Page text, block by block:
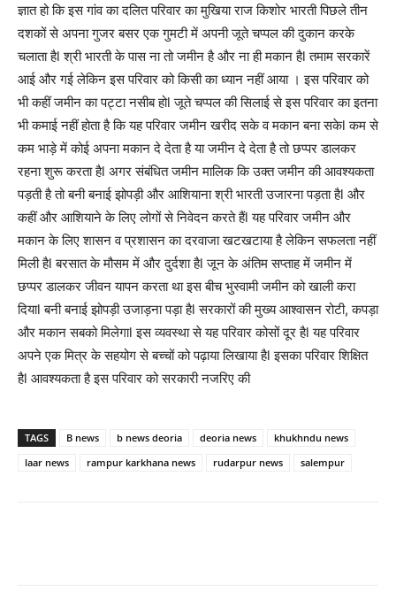
ज्ञात हो कि इस गांव का दलित परिवार का मुखिया राज किशोर भारती पिछले तीन
दशकों से अपना गुजर बसर एक गुमटी में अपनी जूते चप्पल की दुकान करके
चलाता हैl श्री भारती के पास ना तो जमीन है और ना ही मकान हैl तमाम सरकारें
आई और गई लेकिन इस परिवार को किसी का ध्यान नहीं आया । इस परिवार को
भी कहीं जमीन का पट्टा नसीब होl जूते चप्पल की सिलाई से इस परिवार का इतना
भी कमाई नहीं होता है कि यह परिवार जमीन खरीद सके व मकान बना सकेl कम से
कम भाड़े में कोई अपना मकान दे देता है या जमीन दे देता है तो छप्पर डालकर
रहना शुरू करता हैl अगर संबंधित जमीन मालिक कि उक्त जमीन की आवश्यकता
पड़ती है तो बनी बनाई झोपड़ी और आशियाना श्री भारती उजारना पड़ता हैl और
कहीं और आशियाने के लिए लोगों से निवेदन करते हैंl यह परिवार जमीन और
मकान के लिए शासन व प्रशासन का दरवाजा खटखटाया है लेकिन सफलता नहीं
मिली हैl बरसात के मौसम में और दुर्दशा हैl जून के अंतिम सप्ताह में जमीन में
छप्पर डालकर जीवन यापन करता था इस बीच भुस्वामी जमीन को खाली करा
दियाl बनी बनाई झोपड़ी उजाड़ना पड़ा हैl सरकारों की मुख्य आश्वासन रोटी, कपड़ा
और मकान सबको मिलेगाl इस व्यवस्था से यह परिवार कोसों दूर हैl यह परिवार
अपने एक मित्र के सहयोग से बच्चों को पढ़ाया लिखाया हैl इसका परिवार शिक्षित
हैl आवश्यकता है इस परिवार को सरकारी नजरिए की
TAGS B news b news deoria deoria news
khukhndu news
laar news
rampur karkhana news rudarpur news salempur